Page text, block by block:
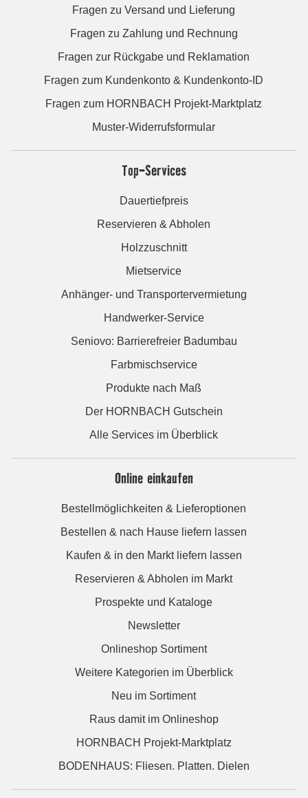
Fragen zu Versand und Lieferung
Fragen zu Zahlung und Rechnung
Fragen zur Rückgabe und Reklamation
Fragen zum Kundenkonto & Kundenkonto-ID
Fragen zum HORNBACH Projekt-Marktplatz
Muster-Widerrufsformular
Top-Services
Dauertiefpreis
Reservieren & Abholen
Holzzuschnitt
Mietservice
Anhänger- und Transportervermietung
Handwerker-Service
Seniovo: Barrierefreier Badumbau
Farbmischservice
Produkte nach Maß
Der HORNBACH Gutschein
Alle Services im Überblick
Online einkaufen
Bestellmöglichkeiten & Lieferoptionen
Bestellen & nach Hause liefern lassen
Kaufen & in den Markt liefern lassen
Reservieren & Abholen im Markt
Prospekte und Kataloge
Newsletter
Onlineshop Sortiment
Weitere Kategorien im Überblick
Neu im Sortiment
Raus damit im Onlineshop
HORNBACH Projekt-Marktplatz
BODENHAUS: Fliesen. Platten. Dielen